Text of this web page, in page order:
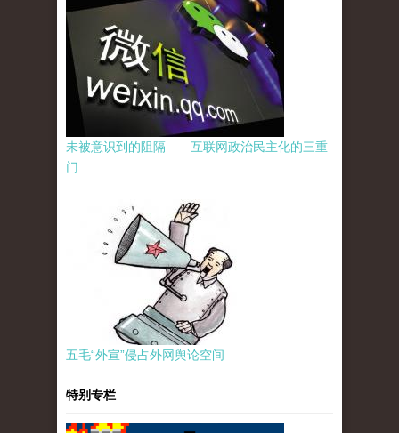
未被意识到的阻隔——互联网政治民主化的三重
门
五毛“外宣”侵占外网舆论空间
特别专栏